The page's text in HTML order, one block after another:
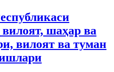
шаҳар ва
вилоят ва туман